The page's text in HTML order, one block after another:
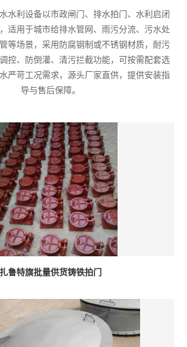
水利设备以市政闸门、排水拍门、水利启闭
适用于城市给排水管网、雨污分流、污水处
等场景，采用防腐钢制或不锈钢材质，耐污
控、防倒灌、清污拦截功能，可按需配套选
严苛工况需求，源头厂家直供，提供安装指
导与售后保障。
扎鲁特旗批量供货铸铁拍门